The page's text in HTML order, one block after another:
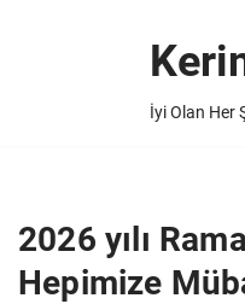
İyi Olan Her
2026 yılı
Hepimize